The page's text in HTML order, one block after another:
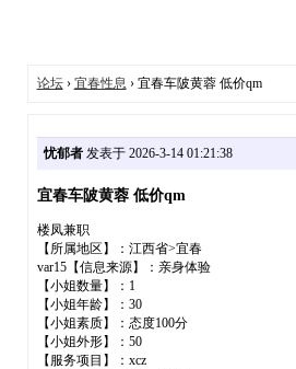
论坛› 宜春性息 › 宜春车陂黄蓉 低价qm
忧郁者发表于 2026-3-14 01:21:38
宜春车陂黄蓉 低价qm
楼凤兼职
【所属地区】：江西省>宜春
var15【信息来源】：亲身体验
【小姐数量】：1
【小姐年龄】：30
【小姐素质】：态度100分
【小姐外形】：50
【服务项目】：xcz